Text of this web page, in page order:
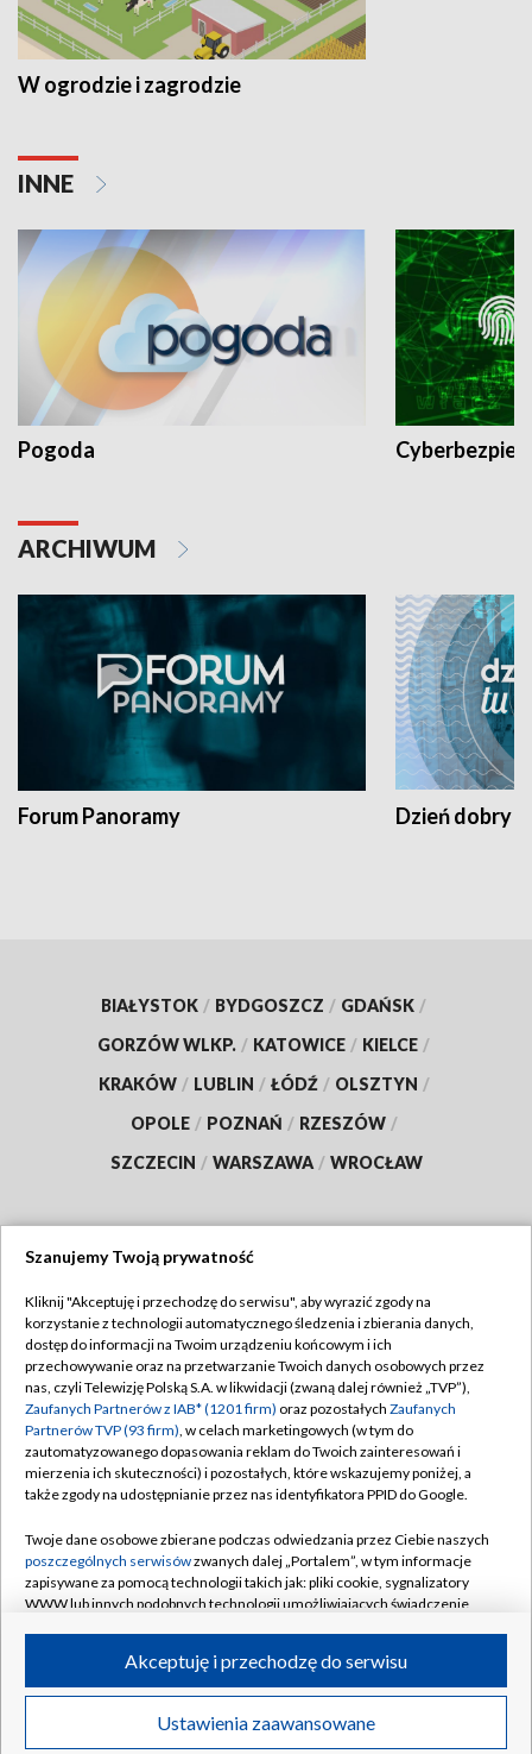
W ogrodzie i zagrodzie
INNE
Pogoda
ARCHIWUM
Forum Panoramy Dzień dobry
BIAŁYSTOK / BYDGOSZCZ / GDAŃSK /
GORZÓW WLKP. / KATOWICE / KIELCE /
KRAKÓW / LUBLIN / ŁÓDŹ / OLSZTYN /
OPOLE / POZNAŃ / RZESZÓW /
SZCZECIN / WARSZAWA / WROCŁAW
TVP
Abonament TVP
Emisja w TVP
Centrum informacji TVP
Naziemna Telewizja Cyfrowa
Rada Programowa
System NOS
Informacje o nadawcy
Program dla prasy
Ogłoszenie przetargowe
Regulamin TVP
Polityka prywatności
Moje zgody
Pomoc
Kontakt
Kanały
©2026 Telewizja Polska S.A. w likwidacji
Szanujemy Twoją prywatność
Kliknij "Akceptuję i przechodzę do serwisu", aby wyrazić zgody na
korzystanie z technologii automatycznego śledzenia i zbierania danych,
dostęp do informacji na Twoim urządzeniu końcowym i ich
przechowywanie oraz na przetwarzanie Twoich danych osobowych przez
nas, czyli Telewizję Polską S.A. w likwidacji (zwaną dalej również „TVP”),
Zaufanych Partnerów z IAB* (1201 firm) oraz pozostałych Zaufanych
Partnerów TVP (93 firm), w celach marketingowych (w tym do
zautomatyzowanego dopasowania reklam do Twoich zainteresowań i
mierzenia ich skuteczności) i pozostałych, które wskazujemy poniżej, a
także zgody na udostępnianie przez nas identyfikatora PPID do Google.
Twoje dane osobowe zbierane podczas odwiedzania przez Ciebie naszych
poszczególnych serwisówzwanych dalej „Portalem”, w tym informacje
zapisywane za pomocą technologii takich jak: pliki cookie, sygnalizatory
WWW lub innych podobnych technologii umożliwiających świadczenie
ruchu w Internecie.
Twoje dane osobowe zbierane podczas odwiedzania przez Ciebie
poszczególnych serwisówna Portalu, takie jak adresy IP, identyfikatory
Ustawienia zaawansowane
Akceptuję i przechodzę do serwisu